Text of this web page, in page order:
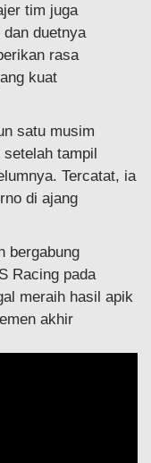
tim juga
duetnya
rasa
kuat
satu musim
setelah tampil
Tercatat, ia
di ajang
bergabung
Racing pada
meraih hasil apik
akhir